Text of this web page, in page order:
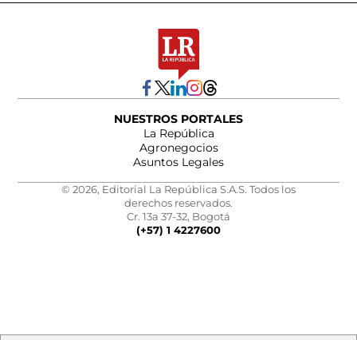
NUESTROS PORTALES
La República
Agronegocios
Asuntos Legales
© 2026, Editorial La República S.A.S. Todos los
derechos reservados.
Cr. 13a 37-32, Bogotá
(+57) 1 4227600